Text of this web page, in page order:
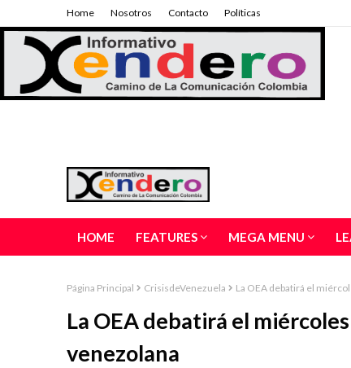
Home Nosotros Contacto Políticas
HOME FEATURES MEGA MENU
Página Principal CrisisdeVenezuela La OEA debatirá el
La OEA debatirá el
venezolana